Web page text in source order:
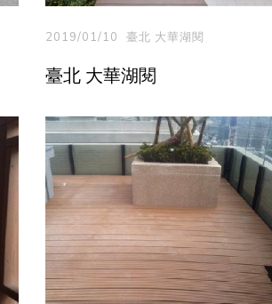
2019/01/10 臺北 大華湖閱
臺北 大華湖閱